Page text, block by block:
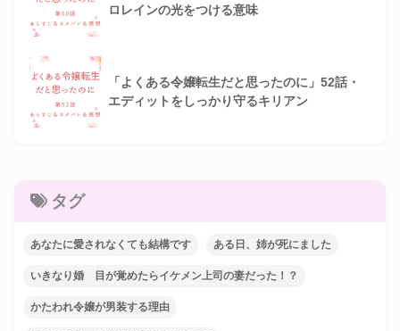
ロレインの光をつける意味
「よくある令嬢転生だと思ったのに」52話・
エディットをしっかり守るキリアン
タグ
あなたに愛されなくても結構です ある日、姉が死にました
いきなり婚 目が覚めたらイケメン上司の妻だった！？
かたわれ令嬢が男装する理由